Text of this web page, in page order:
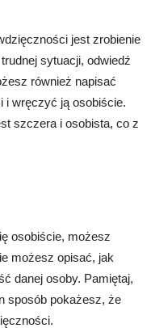
jest zrobienie
sytuacji, odwiedź
również napisać
i wręczyć ją osobiście.
szczera i osobista, co z
osobiście, możesz
możesz opisać, jak
danej osoby. Pamiętaj,
sposób pokażesz, że